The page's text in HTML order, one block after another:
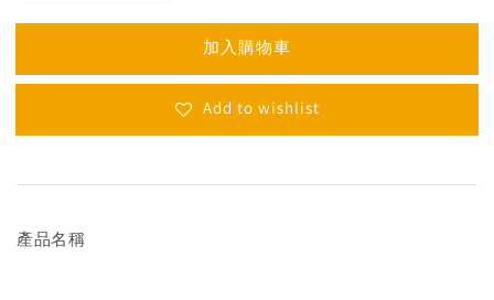
加入購物車
Add to wishlist
產品名稱